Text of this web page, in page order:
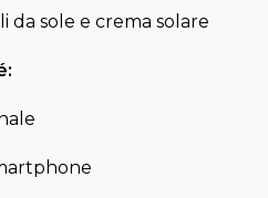
da sole e crema solare